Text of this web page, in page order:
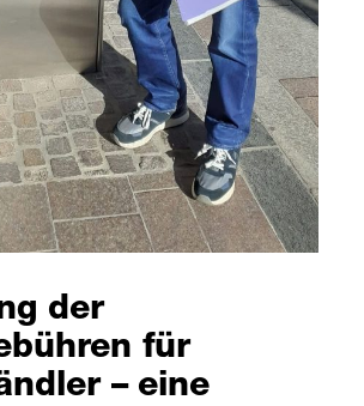
der
für
– eine